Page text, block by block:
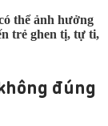
thể ảnh hưởng
trẻ ghen tị, tự ti,
đúng